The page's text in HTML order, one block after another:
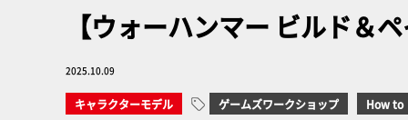
【ウォーハンマー ビルド＆
2025.10.09
キャラクターモデル ゲームズワークショップ
How to